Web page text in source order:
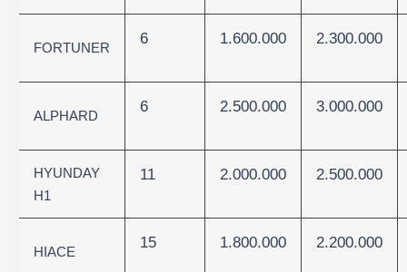
FORTUNER
6 1.600.000 2.300.000
ALPHARD
6 2.500.000 3.000.000
HYUNDAY
H1
11 2.000.000 2.500.000
HIACE
15 1.800.000 2.200.000